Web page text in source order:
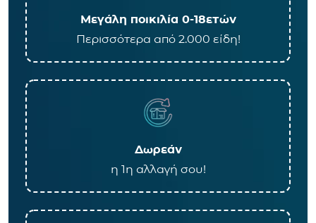
Μεγάλη ποικιλία 0-18ετών
Περισσότερα από 2.000 είδη!
Δωρεάν
η 1η αλλαγή σου!